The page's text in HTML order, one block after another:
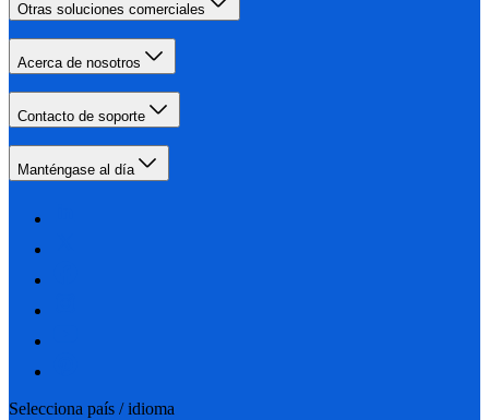
Otras soluciones comerciales
Acerca de nosotros
Contacto de soporte
Manténgase al día
Selecciona país / idioma